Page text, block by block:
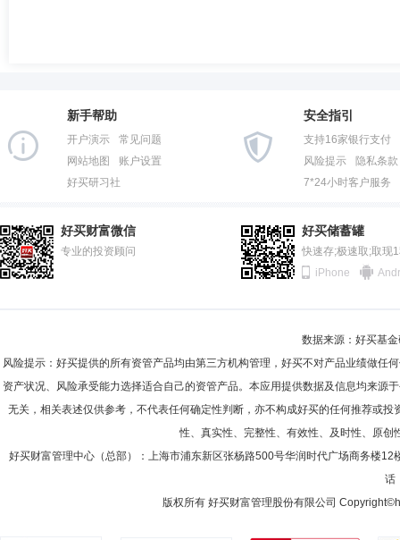
新手帮助
开户演示
常见问题
网站地图
账户设置
好买研习社
安全指引
支持16家银行支付
风险提示
隐私条款
7*24小时客户服务
好买财富微信
专业的投资顾问
好买储蓄罐
快速存;极速取;取现
iPhone
数据来源：好买基
风险提示：好买提供的所有资管产品均由第三方机构管理，好买不对产品业绩做
资产状况、风险承受能力选择适合自己的资管产品。本应用提供数据及信息均来
无关，相关表述仅供参考，不代表任何确定性判断，亦不构成好买的任何推荐或
性、真实性、完整性、有效性、及时性、原
好买财富管理中心（总部）：上海市浦东新区张杨路500号华润时代广场商务楼12
话
版权所有 好买财富管理股份有限公司